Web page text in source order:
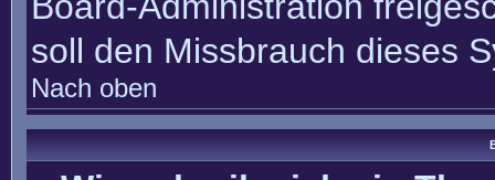
soll den Missbrauch dieses
Nach oben